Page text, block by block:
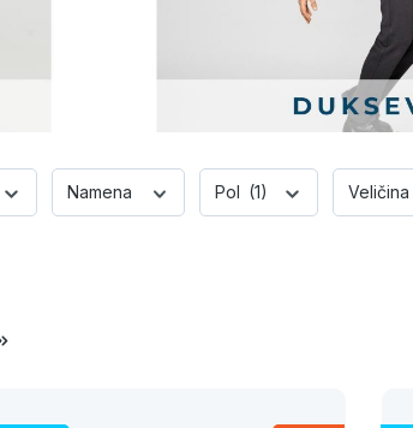
Namena Pol (1) Veličina